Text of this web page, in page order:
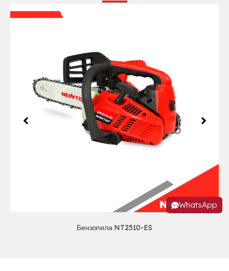
Бензопила NT2510-ES
WhatsApp